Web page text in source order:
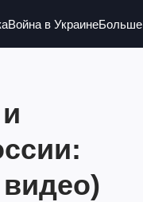
Война в УкраинеБольше